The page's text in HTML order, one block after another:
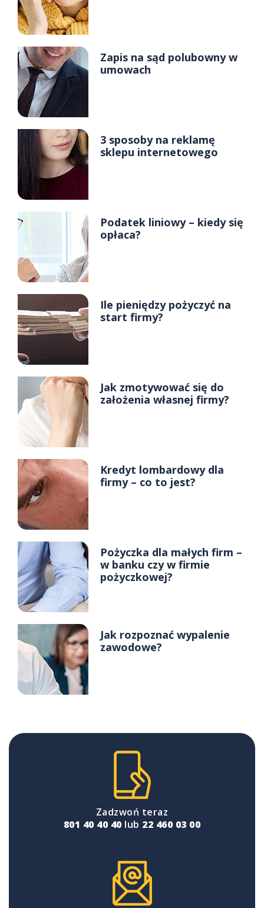
Zapis na sąd polubowny w
umowach
3 sposoby na reklamę
sklepu internetowego
Podatek liniowy – kiedy się
opłaca?
Ile pieniędzy pożyczyć na
start firmy?
Jak zmotywować się do
założenia własnej firmy?
Kredyt lombardowy dla
firmy – co to jest?
Pożyczka dla małych firm –
w banku czy w firmie
pożyczkowej?
Jak rozpoznać wypalenie
zawodowe?
Zadzwoń teraz
801 40 40 40 lub 22 460 03 00